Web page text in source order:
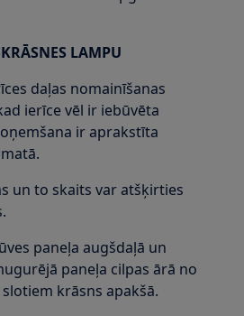
LAMPU
daļas nomainīšanas
ierīce vēl ir iebūvēta
ir aprakstīta
un to skaits var atšķirties
paneļa augšdaļā un
paneļa cilpas ārā no
krāsns apakšā.